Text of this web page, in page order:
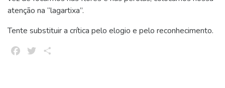
atenção na “lagartixa”.
Tente substituir a crítica pelo elogio e pelo reconhecimento.
FacebookTwitter